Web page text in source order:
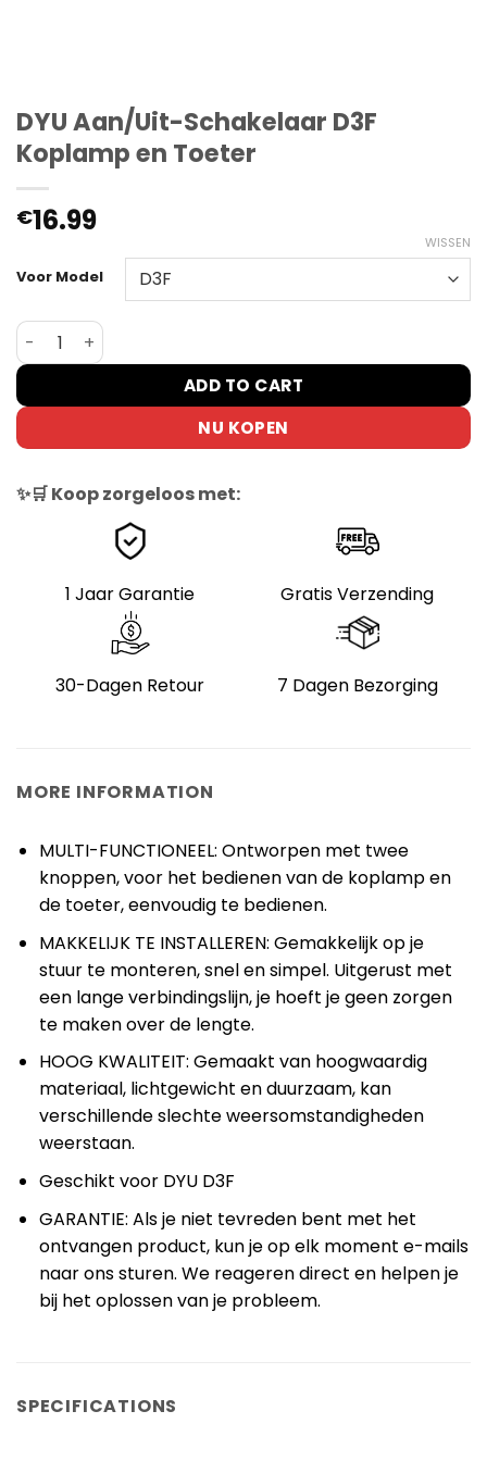
DYU Aan/Uit-Schakelaar D3F
Koplamp en Toeter
€16.99
Voor Model
WISSEN
DYU Aan/Uit-Schakelaar D3F Koplamp en Toeter aantal
ADD TO CART
NU KOPEN
✨🛒 Koop zorgeloos met:
1 Jaar Garantie Gratis Verzending
30-Dagen Retour 7 Dagen Bezorging
MORE INFORMATION
MULTI-FUNCTIONEEL: Ontworpen met twee
knoppen, voor het bedienen van de koplamp en
de toeter, eenvoudig te bedienen.
MAKKELIJK TE INSTALLEREN: Gemakkelijk op je
stuur te monteren, snel en simpel. Uitgerust met
een lange verbindingslijn, je hoeft je geen zorgen
te maken over de lengte.
HOOG KWALITEIT: Gemaakt van hoogwaardig
materiaal, lichtgewicht en duurzaam, kan
verschillende slechte weersomstandigheden
weerstaan.
Geschikt voor DYU D3F
GARANTIE: Als je niet tevreden bent met het
ontvangen product, kun je op elk moment e-mails
naar ons sturen. We reageren direct en helpen je
bij het oplossen van je probleem.
SPECIFICATIONS